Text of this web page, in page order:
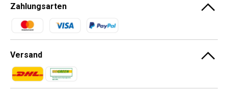
Zahlungsarten
Zahlungsmethoden
Versand
Zahlungsmethoden